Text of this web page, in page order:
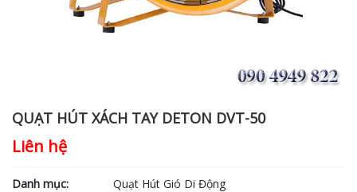
QUẠT HÚT XÁCH TAY DETON DVT-50
Liên hệ
Danh mục: Quạt Hút Gió Di Động